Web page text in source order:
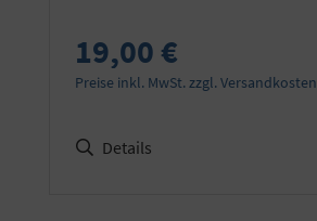
19,00 €
Preise inkl. MwSt. zzgl. Versandkosten
Details